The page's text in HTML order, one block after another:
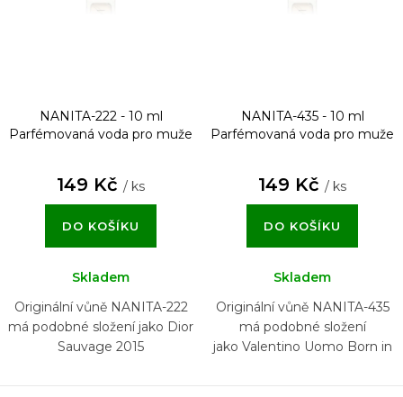
NANITA-222 - 10 ml
Parfémovaná voda pro muže
149 Kč / ks
DO KOŠÍKU
Skladem
Originální vůně NANITA-222
má podobné složení jako Dior
Sauvage 2015
NANITA-435 - 10 ml
Parfémovaná voda pro muže
149 Kč / ks
DO KOŠÍKU
Skladem
Originální vůně NANITA-435
má podobné složení
jako Valentino Uomo Born in